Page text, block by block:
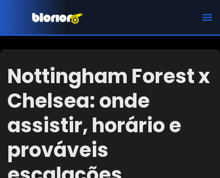
Nottingham Forest x
Chelsea: onde
assistir, horário e
prováveis